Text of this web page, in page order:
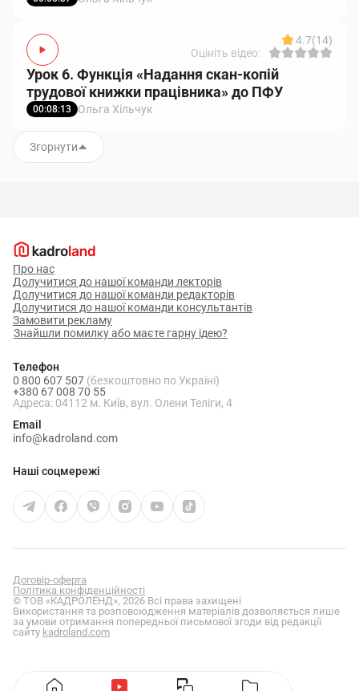
4.7(14)
Оцініть відео:
Урок 6. Функція «Надання скан-копій
трудової книжки працівника» до ПФУ
00:08:13 Ольга Хільчук
Згорнути
Про нас
Долучитися до нашої команди лекторів
Долучитися до нашої команди редакторів
Долучитися до нашої команди консультантів
Замовити рекламу
Знайшли помилку або маєте гарну ідею?
Телефон
0 800 607 507 (безкоштовно по Україні)
+380 67 008 70 55
Адреса: 04112 м. Київ, вул. Олени Теліги, 4
Email
info@kadroland.com
Наші соцмережі
Договір-оферта
Політика конфіденційності
© ТОВ «КАДРОЛЕНД», 2026 Всі права захищені
Використання та розповсюдження матеріалів дозволяється лише
за умови отримання попередньої письмової згоди від редакції
сайту kadroland.com